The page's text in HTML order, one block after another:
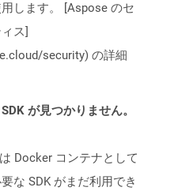
します。 [Aspose のセ
ス]
security) の詳細
が見つかりません。
Docker コンテナとして
な SDK がまだ利用でき